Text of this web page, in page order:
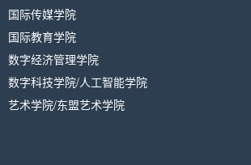
国际传媒学院
国际教育学院
数字经济管理学院
数字科技学院/人工智能学院
艺术学院/东盟艺术学院